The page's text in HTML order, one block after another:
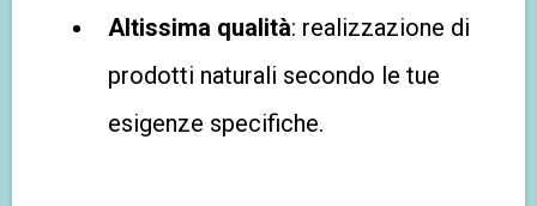
Altissima qualità: realizzazione di
prodotti naturali secondo le tue
esigenze specifiche.